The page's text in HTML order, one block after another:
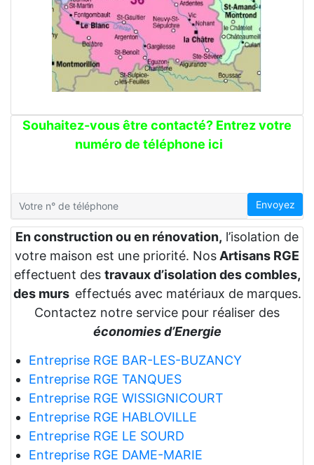
Souhaitez-vous être contacté? Entrez votre
numéro de téléphone ici
Envoyez
En construction ou en rénovation, l’isolation de
votre maison est une priorité. Nos Artisans RGE
effectuent des travaux d’isolation des combles,
des murs effectués avec matériaux de marques.
Contactez notre service pour réaliser des
économies d’Energie
Entreprise RGE BAR-LES-BUZANCY
Entreprise RGE TANQUES
Entreprise RGE WISSIGNICOURT
Entreprise RGE HABLOVILLE
Entreprise RGE LE SOURD
Entreprise RGE DAME-MARIE